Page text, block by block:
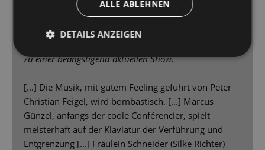
Berührende Schicksale in bildgewaltiger
Inszenierung
zu einer beängstigend aktuellen Show.
[...] Die Musik, mit gutem Feeling geführt von Peter
Christian Feigel, wird bombastisch. [...] Marcus
Günzel, anfangs der coole Conférencier, spielt
meisterhaft auf der Klaviatur der Verführung und
Entgrenzung [...] Fräulein Schneider (Silke Richter)
ALLE ABLEHNEN
DETAILS ANZEIGEN